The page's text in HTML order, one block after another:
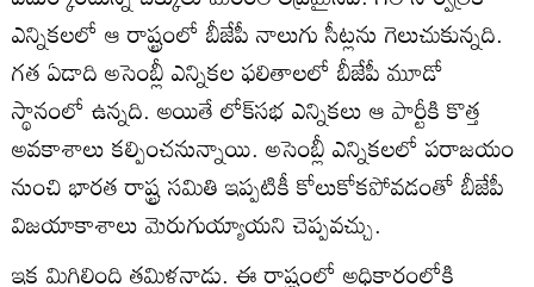
ఎన్నికలలో ఆ రాష్ట్రంలో బీజేపీ నాలుగు సీట్లను గెలుచుకున్నది.
గత ఏడాది అసెంబ్లీ ఎన్నికల ఫలితాలలో బీజేపీ మూడో
స్థానంలో ఉన్నది. అయితే లోక్‌సభ ఎన్నికలు ఆ పార్టీకి కొత్త
అవకాశాలు కల్పించనున్నాయి. అసెంబ్లీ ఎన్నికలలో పరాజయం
నుంచి భారత రాష్ట్ర సమితి ఇప్పటికీ కోలుకోకపోవడంతో బీజేపీ
విజయాకాశాలు మెరుగుయ్యాయని చెప్పవచ్చు.
ఇక మిగిలింది తమిళనాడు. ఈ రాష్ట్రంలో అధికారంలోకి